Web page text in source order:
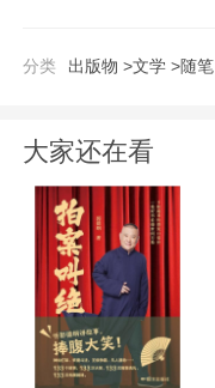
分类 出版物 >文学 >随笔
大家还在看